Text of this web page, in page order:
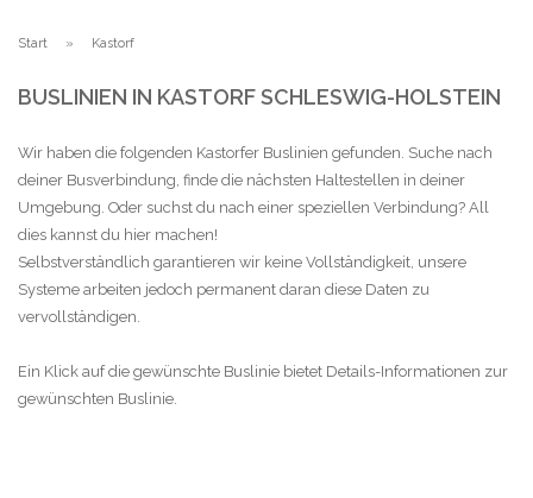
Start Kastorf
BUSLINIEN IN KASTORF SCHLESWIG-HOLSTEIN
Wir haben die folgenden Kastorfer Buslinien gefunden. Suche nach
deiner Busverbindung, finde die nächsten Haltestellen in deiner
Umgebung. Oder suchst du nach einer speziellen Verbindung? All
dies kannst du hier machen!
Selbstverständlich garantieren wir keine Vollständigkeit, unsere
Systeme arbeiten jedoch permanent daran diese Daten zu
vervollständigen.
Ein Klick auf die gewünschte Buslinie bietet Details-Informationen zur
gewünschten Buslinie.